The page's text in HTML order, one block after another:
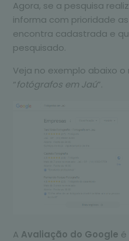
Agora, se a pesquisa
informa com prioridade
encontra cadastrada e
pesquisado.
Veja no exemplo abaixo
“fotógrafos em Jaú”.
A Avaliação do Google